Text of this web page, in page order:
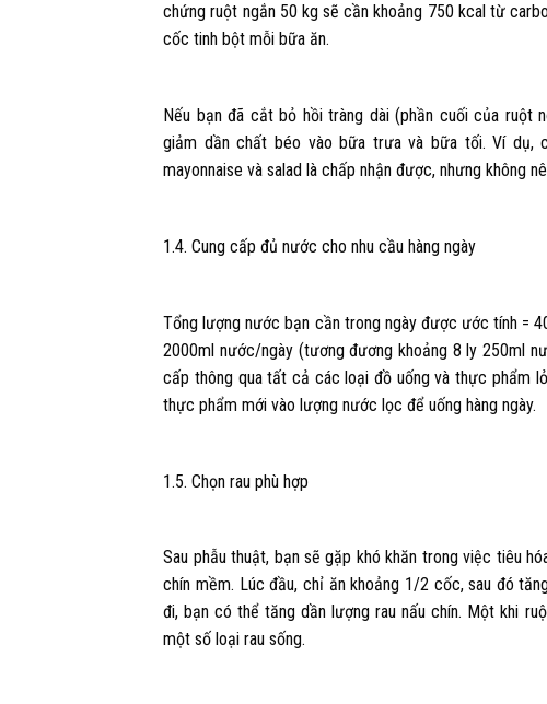
chứng ruột ngắn 50 kg sẽ cần khoảng 750 kcal từ
cốc tinh bột mỗi bữa ăn.
Nếu bạn đã cắt bỏ hồi tràng dài (phần cuối của ruột
giảm dần chất béo vào bữa trưa và bữa tối. Ví
mayonnaise và salad là chấp nhận được, nhưng không
1.4. Cung cấp đủ nước cho nhu cầu hàng ngày
Tổng lượng nước bạn cần trong ngày được ước tính =
2000ml nước/ngày (tương đương khoảng 8 ly 250ml
cấp thông qua tất cả các loại đồ uống và thực phẩm
thực phẩm mới vào lượng nước lọc để uống hàng ngày.
1.5. Chọn rau phù hợp
Sau phẫu thuật, bạn sẽ gặp khó khăn trong việc tiêu
chín mềm. Lúc đầu, chỉ ăn khoảng 1/2 cốc, sau đó
đi, bạn có thể tăng dần lượng rau nấu chín. Một khi
một số loại rau sống.